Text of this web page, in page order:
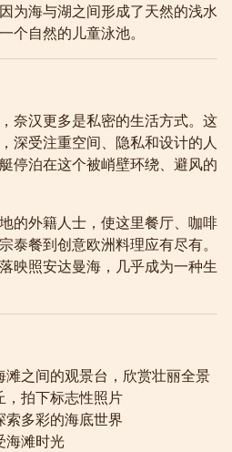
为海与湖之间形成了天然的浅水
个自然的儿童泳池。
奈汉更多是私密的生活方式。这
深受注重空间、隐私和设计的人
停泊在这个被峭壁环绕、避风的
的外籍人士，使这里餐厅、咖啡
泰餐到创意欧洲料理应有尽有。
映照安达曼海，几乎成为一种生
滩之间的观景台，欣赏壮丽全景
，拍下标志性照片
索多彩的海底世界
海滩时光